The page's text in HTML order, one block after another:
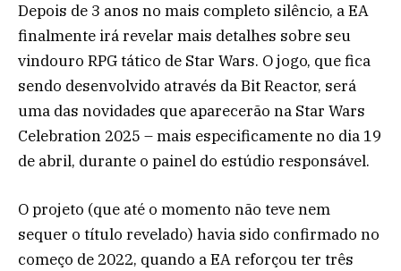
Depois de 3 anos no mais completo silêncio, a EA
finalmente irá revelar mais detalhes sobre seu
vindouro RPG tático de Star Wars. O jogo, que fica
sendo desenvolvido através da Bit Reactor, será
uma das novidades que aparecerão na Star Wars
Celebration 2025 – mais especificamente no dia 19
de abril, durante o painel do estúdio responsável.
O projeto (que até o momento não teve nem
sequer o título revelado) havia sido confirmado no
começo de 2022, quando a EA reforçou ter três